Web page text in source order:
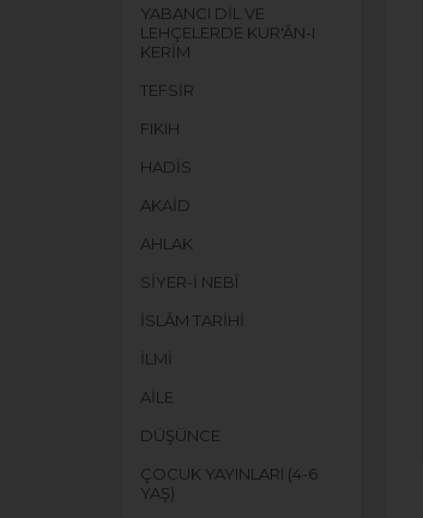
YABANCI DİL VE
LEHÇELERDE KUR'ÂN-I
KERİM
TEFSİR
FIKIH
HADİS
AKAİD
AHLAK
SİYER-İ NEBÎ
İSLÂM TARİHİ
İLMİ
AİLE
DÜŞÜNCE
ÇOCUK YAYINLARI (4-6
YAŞ)